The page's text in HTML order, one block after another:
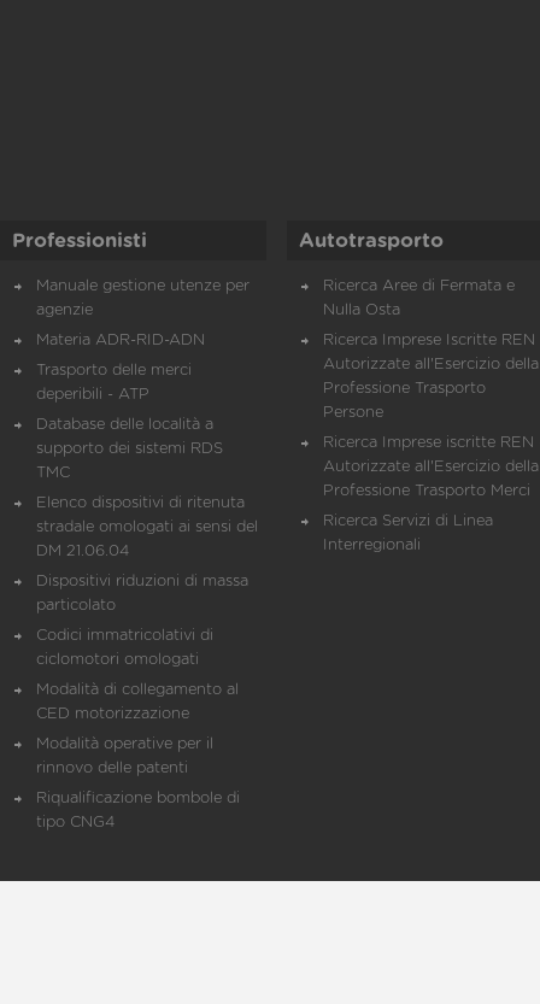
Professionisti
Manuale gestione utenze per
agenzie
Materia ADR-RID-ADN
Trasporto delle merci
deperibili - ATP
Database delle località a
supporto dei sistemi RDS
TMC
Elenco dispositivi di ritenuta
stradale omologati ai sensi del
DM 21.06.04
Dispositivi riduzioni di massa
particolato
Codici immatricolativi di
ciclomotori omologati
Modalità di collegamento al
CED motorizzazione
Modalità operative per il
rinnovo delle patenti
Riqualificazione bombole di
tipo CNG4
Autotrasporto
Ricerca Aree di Fermata e
Nulla Osta
Ricerca Imprese Iscritte REN
Autorizzate all'Esercizio della
Professione Trasporto
Persone
Ricerca Imprese iscritte REN
Autorizzate all'Esercizio della
Professione Trasporto Merci
Ricerca Servizi di Linea
Interregionali